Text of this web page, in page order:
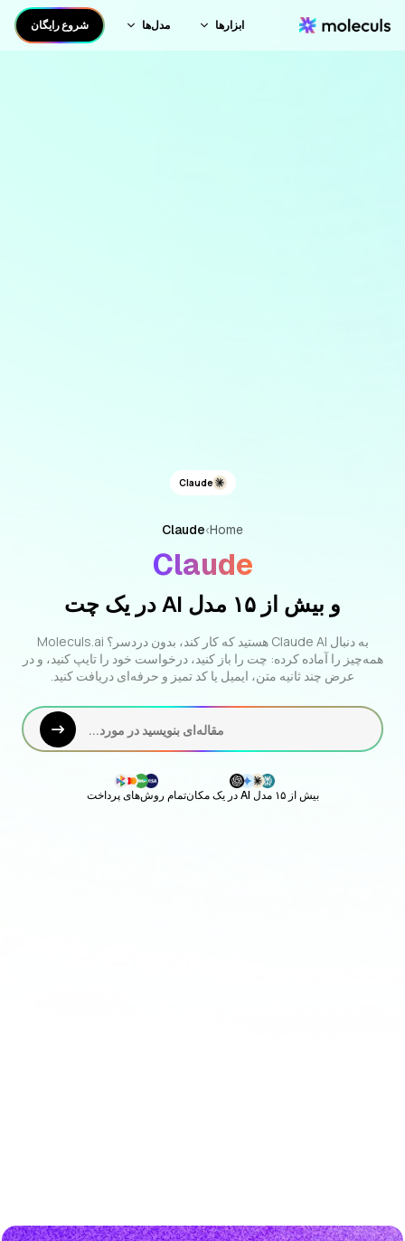
ابزارها مدل‌ها شروع رایگان
Claude
Home
›
Claude
Claude
و بیش از ۱۵ مدل AI در یک چت
به دنبال Claude AI هستید که کار کند، بدون دردسر؟ Moleculs.ai
همه‌چیز را آماده کرده: چت را باز کنید، درخواست خود را تایپ کنید، و در
عرض چند ثانیه متن، ایمیل یا کد تمیز و حرفه‌ای دریافت کنید.
مقاله‌ای بنویسید در مورد...
بیش از ۱۵ مدل AI در یک مکان تمام روش‌های پرداخت